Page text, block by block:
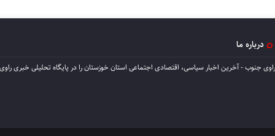
درباره ما
راوی جنوب - آخرین اخبار سیاسی، اقتصادی اجتماعی استان خوزستان را در پایگاه تحلیلی خبری